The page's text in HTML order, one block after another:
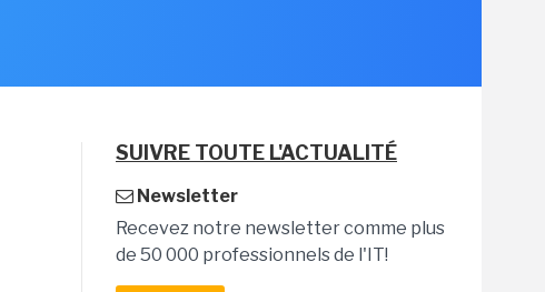
SUIVRE TOUTE L'ACTUALITÉ
Newsletter
Recevez notre newsletter comme plus
de 50 000 professionnels de l'IT!